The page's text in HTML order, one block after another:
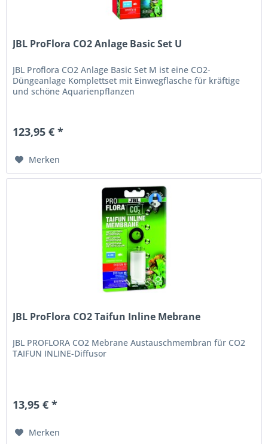
JBL ProFlora CO2 Anlage Basic Set U
JBL Proflora CO2 Anlage Basic Set M ist eine CO2-
Düngeanlage Komplettset mit Einwegflasche für kräftige
und schöne Aquarienpflanzen
123,95 € *
Merken
JBL ProFlora CO2 Taifun Inline Mebrane
JBL PROFLORA CO2 Mebrane Austauschmembran für CO2
TAIFUN INLINE-Diffusor
13,95 € *
Merken